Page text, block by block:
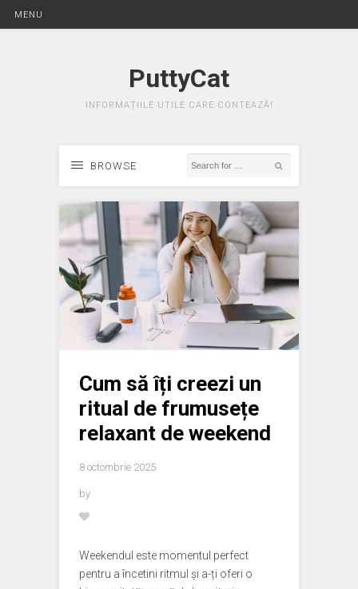
MENU
PuttyCat
INFORMAȚIILE UTILE CARE CONTEAZĂ!
BROWSE
Cum să îți creezi un
ritual de frumusețe
relaxant de weekend
8 octombrie 2025
by
Weekendul este momentul perfect
pentru a încetini ritmul și a-ți oferi o